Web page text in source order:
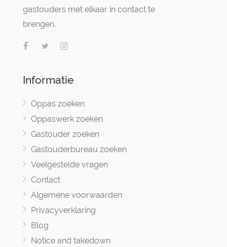
gastouders met elkaar in contact te
brengen.
Informatie
Oppas zoeken
Oppaswerk zoeken
Gastouder zoeken
Gastouderbureau zoeken
Veelgestelde vragen
Contact
Algemene voorwaarden
Privacyverklaring
Blog
Notice and takedown